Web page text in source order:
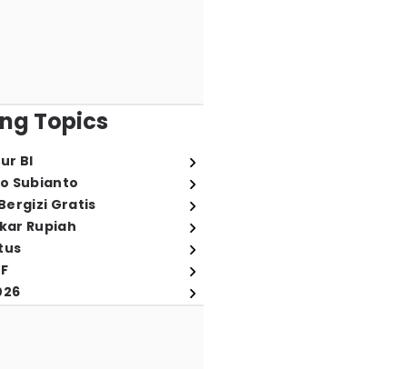
Topics
BI
Subianto
Gratis
Rupiah